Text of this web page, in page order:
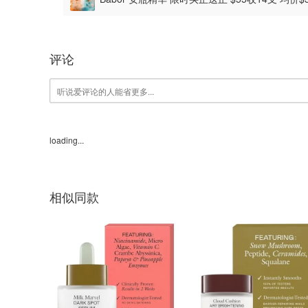
评论
loading...
相似同款